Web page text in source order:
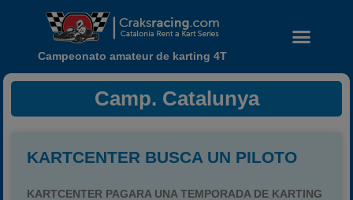
Campeonato amateur de karting 4T
Camp. Catalunya
KARTCENTER BUSCA UN PILOTO
KARTCENTER PAGARA UNA TEMPORADA DE KARTING